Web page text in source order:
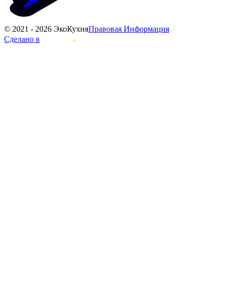
© 2021 - 2026 ЭкоКухняПравовая Информация
Сделано в